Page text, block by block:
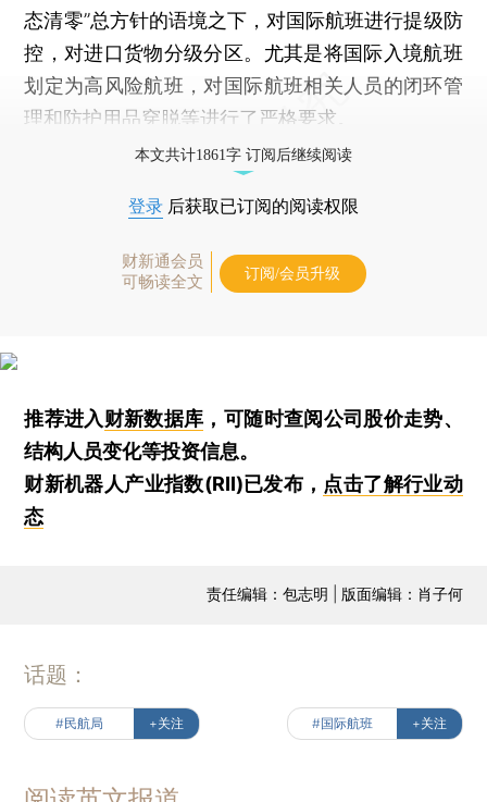
态清零”总方针的语境之下，对国际航班进行提级防
控，对进口货物分级分区。尤其是将国际入境航班
划定为高风险航班，对国际航班相关人员的闭环管
理和防护用品穿脱等进行了严格要求。
本文共计1861字 订阅后继续阅读
登录 后获取已订阅的阅读权限
财新通会员
可畅读全文
订阅/会员升级
推荐进入财新数据库 ，可随时查阅公司股价走势、
结构人员变化等投资信息。
财新机器人产业指数(RII)已发布， 点击了解行业动
态
责任编辑：包志明 | 版面编辑：肖子何
话题：
#民航局 +关注 #国际航班 +关注